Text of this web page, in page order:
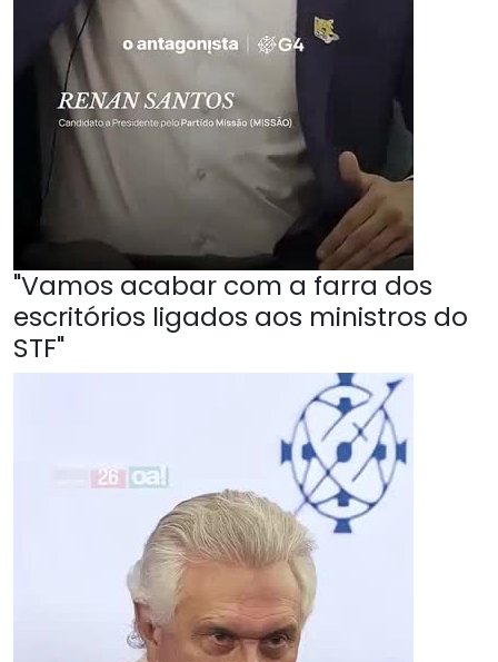
"Vamos acabar com a farra dos
escritórios ligados aos ministros do
STF"